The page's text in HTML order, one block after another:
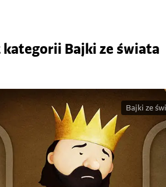
kategorii Bajki ze świata
Bajki ze